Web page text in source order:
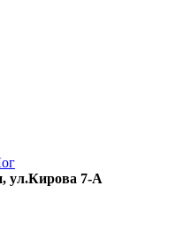
ул.Кирова 7-А